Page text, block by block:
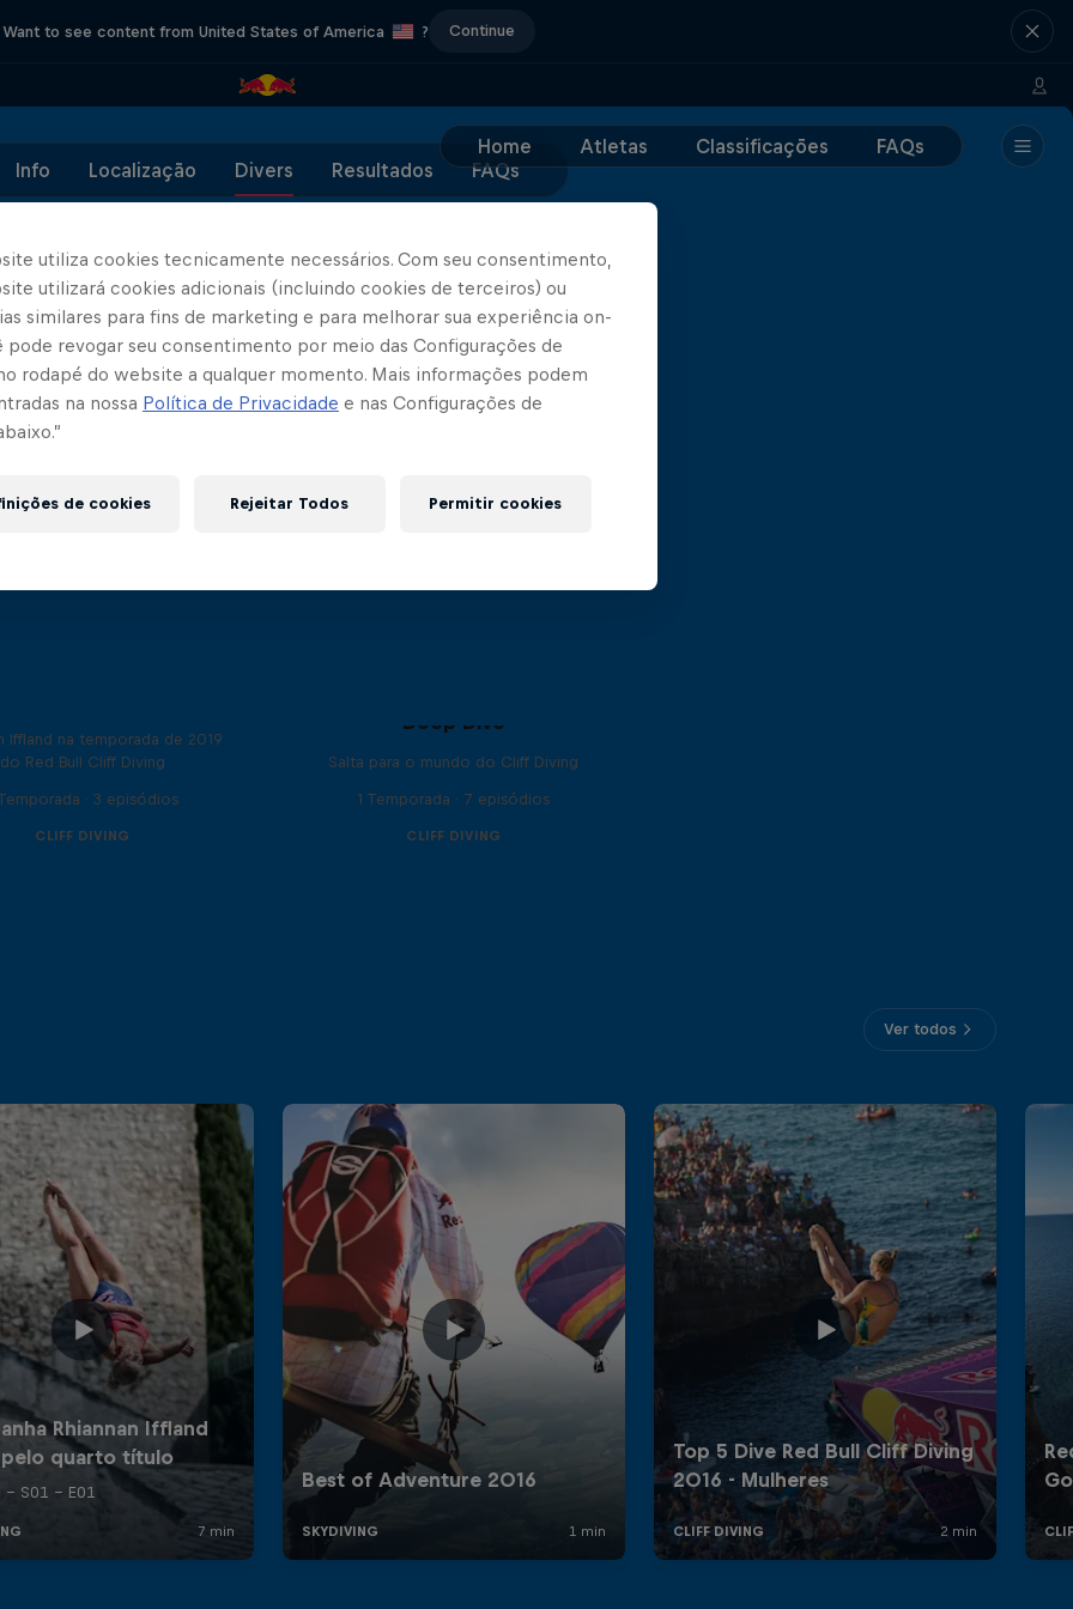
Want to see content from United States of America ? Continue
Home Atletas Classificações
FAQs
Info
Localização Divers Resultados FAQs
Parceiros
Iffland na temporada de 2019
do Red Bull Cliff Diving
· 3 episódios
CLIFF DIVING
Deep Dive
Salta para o mundo do Cliff Diving
1 Temporada · 7 episódios
CLIFF DIVING
Ver todos
utiliza cookies tecnicamente necessários. Com seu consentimento,
utilizará cookies adicionais (incluindo cookies de terceiros) ou
similares para fins de marketing e para melhorar sua experiência on-
pode revogar seu consentimento por meio das Configurações de
rodapé do website a qualquer momento. Mais informações podem
na nossa Política de Privacidade e nas Configurações de
de cookies Rejeitar Todos Permitir cookies